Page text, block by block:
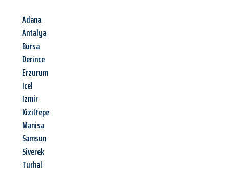
Adana
Antalya
Bursa
Derince
Erzurum
Icel
Izmir
Kiziltepe
Manisa
Samsun
Siverek
Turhal